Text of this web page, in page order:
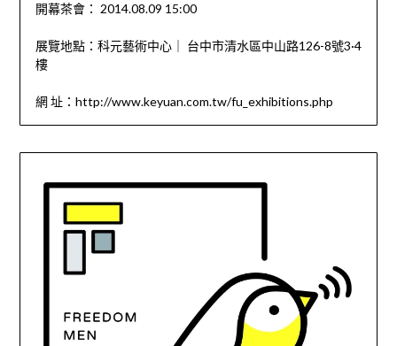
開幕茶會： 2014.08.09 15:00
展覽地點：科元藝術中心｜ 台中市清水區中山路126-8號3·4
樓
網 址：http://www.keyuan.com.tw/fu_exhibitions.php